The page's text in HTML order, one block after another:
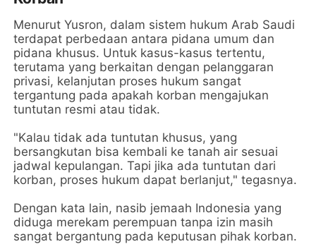
Menurut Yusron, dalam sistem hukum Arab Saudi
terdapat perbedaan antara pidana umum dan
pidana khusus. Untuk kasus-kasus tertentu,
terutama yang berkaitan dengan pelanggaran
privasi, kelanjutan proses hukum sangat
tergantung pada apakah korban mengajukan
tuntutan resmi atau tidak.
"Kalau tidak ada tuntutan khusus, yang
bersangkutan bisa kembali ke tanah air sesuai
jadwal kepulangan. Tapi jika ada tuntutan dari
korban, proses hukum dapat berlanjut," tegasnya.
Dengan kata lain, nasib jemaah Indonesia yang
diduga merekam perempuan tanpa izin masih
sangat bergantung pada keputusan pihak korban.